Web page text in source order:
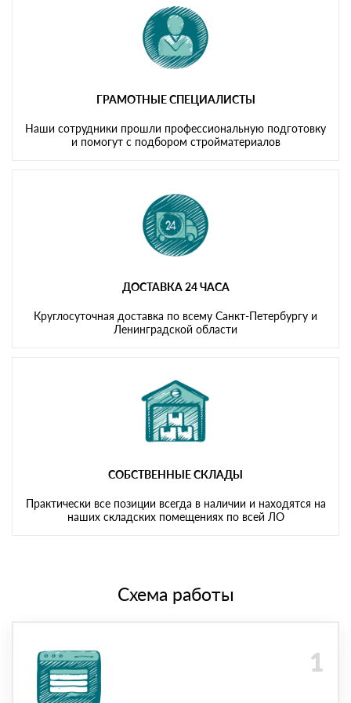
ГРАМОТНЫЕ СПЕЦИАЛИСТЫ
Наши сотрудники прошли профессиональную подготовку
и помогут с подбором стройматериалов
ДОСТАВКА 24 ЧАСА
Круглосуточная доставка по всему Санкт-Петербургу и
Ленинградской области
СОБСТВЕННЫЕ СКЛАДЫ
Практически все позиции всегда в наличии и находятся на
наших складских помещениях по всей ЛО
Схема работы